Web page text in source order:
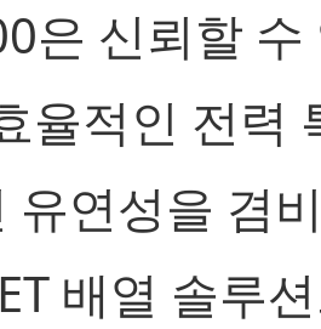
은 신뢰할 수
율적인 전력
유연성을 겸
배열 솔루